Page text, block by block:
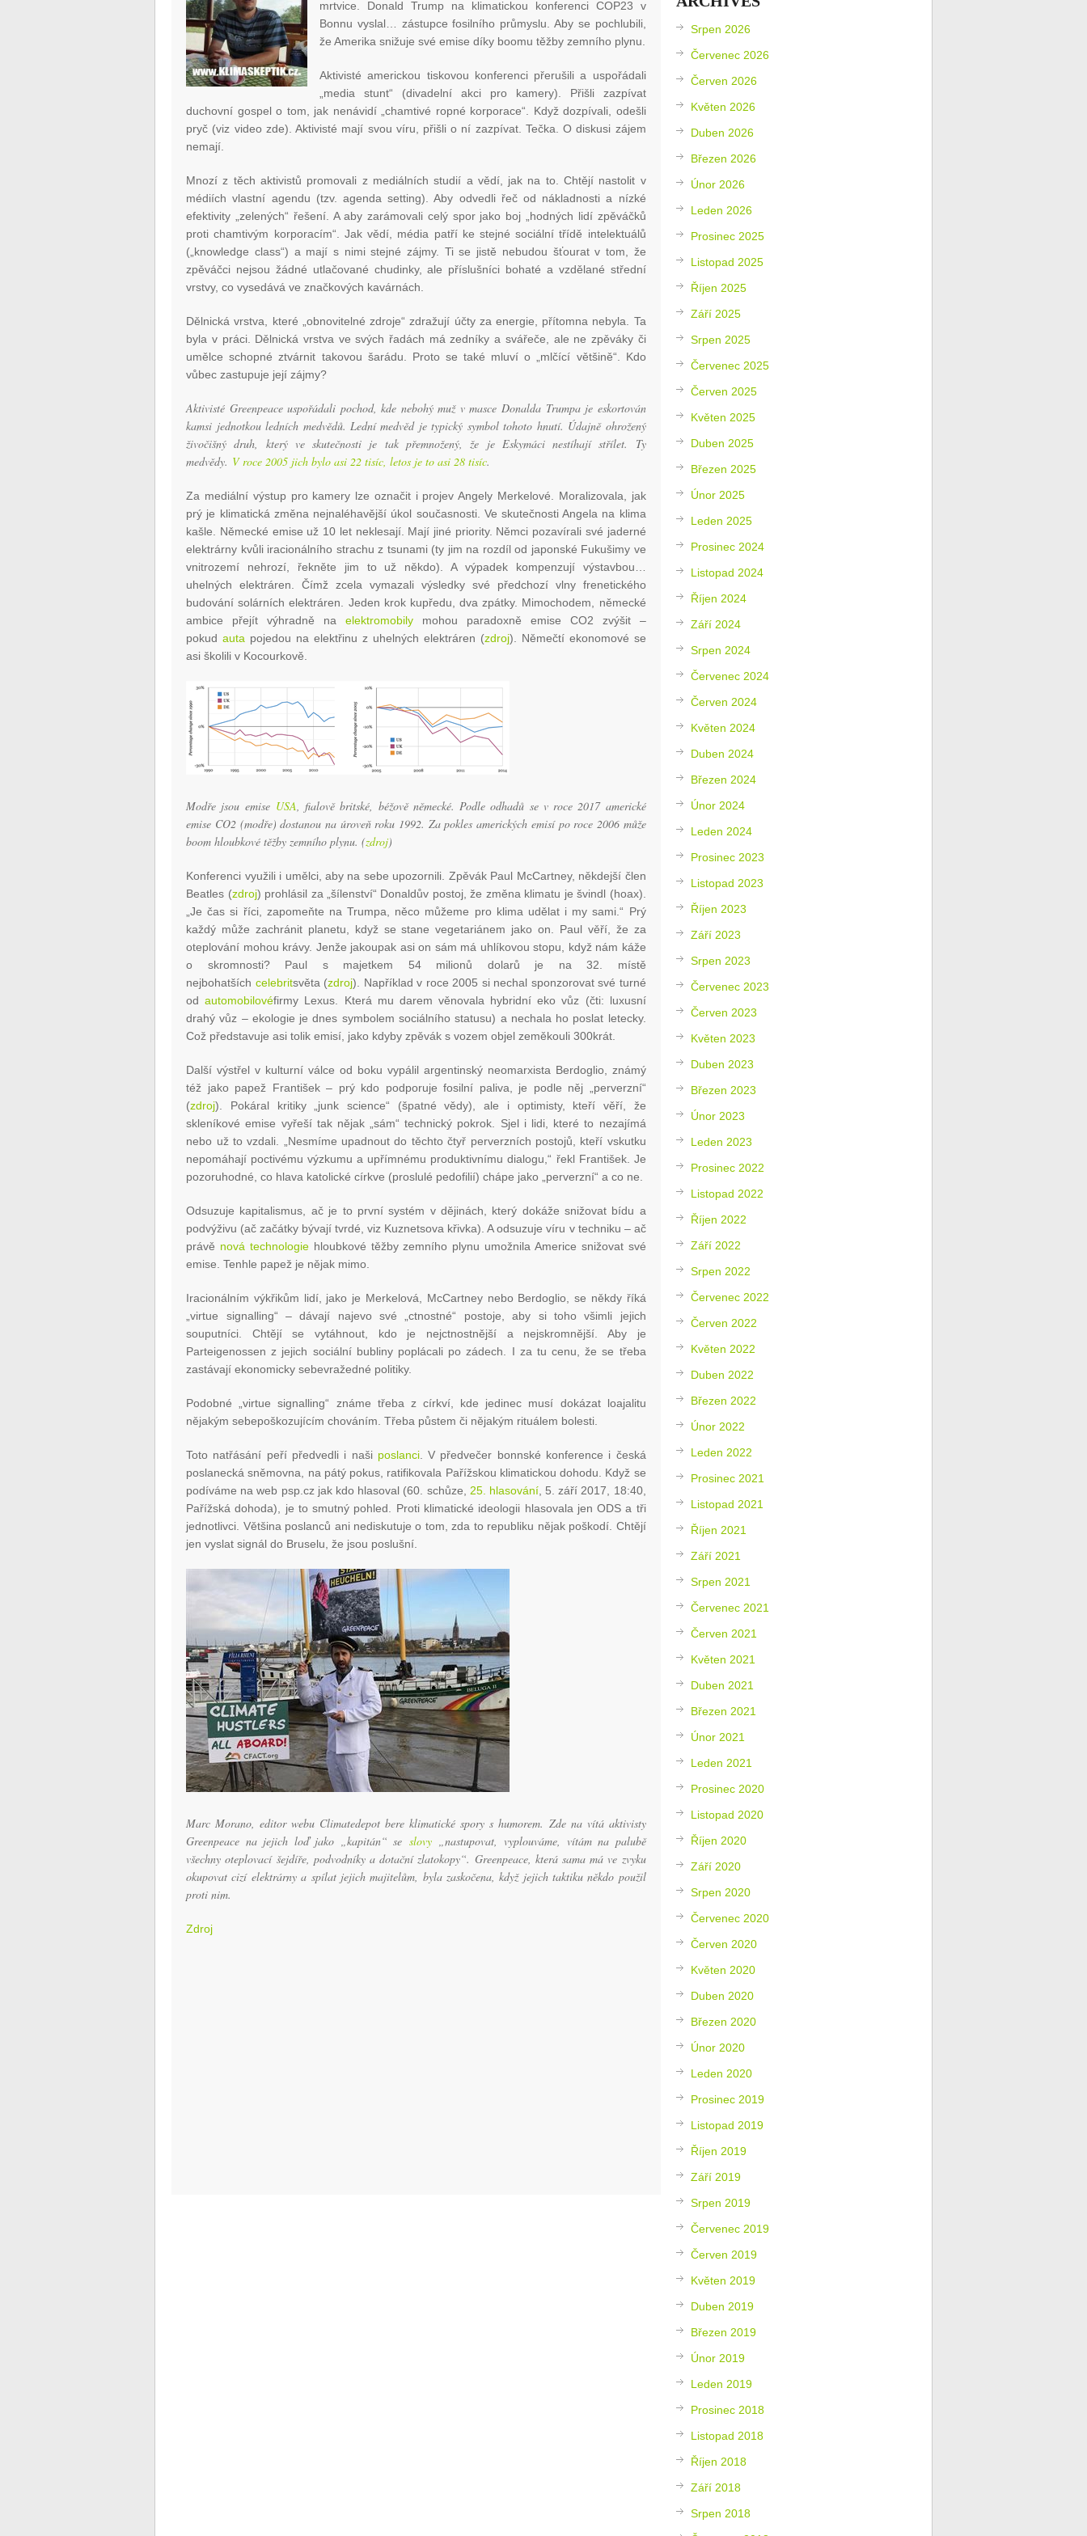
mrtvice. Donald Trump na klimatickou konferenci COP23 v
Bonnu vyslal… zástupce fosilního průmyslu. Aby se pochlubili,
že Amerika snižuje své emise díky boomu těžby zemního plynu.
Aktivisté americkou tiskovou konferenci přerušili a uspořádali
„media stunt“ (divadelní akci pro kamery). Přišli zazpívat
duchovní gospel o tom, jak nenávidí „chamtivé ropné korporace“. Když dozpívali, odešli
pryč (viz video zde). Aktivisté mají svou víru, přišli o ní zazpívat. Tečka. O diskusi zájem
nemají.
Mnozí z těch aktivistů promovali z mediálních studií a vědí, jak na to. Chtějí nastolit v
médiích vlastní agendu (tzv. agenda setting). Aby odvedli řeč od nákladnosti a nízké
efektivity „zelených“ řešení. A aby zarámovali celý spor jako boj „hodných lidí zpěváčků
proti chamtivým korporacím“. Jak vědí, média patří ke stejné sociální třídě intelektuálů
(„knowledge class“) a mají s nimi stejné zájmy. Ti se jistě nebudou šťourat v tom, že
zpěváčci nejsou žádné utlačované chudinky, ale příslušníci bohaté a vzdělané střední
vrstvy, co vysedává ve značkových kavárnách.
Dělnická vrstva, které „obnovitelné zdroje“ zdražují účty za energie, přítomna nebyla. Ta
byla v práci. Dělnická vrstva ve svých řadách má zedníky a svářeče, ale ne zpěváky či
umělce schopné ztvárnit takovou šarádu. Proto se také mluví o „mlčící většině“. Kdo
vůbec zastupuje její zájmy?
Aktivisté Greenpeace uspořádali pochod, kde nebohý muž v masce Donalda Trumpa je eskortován
kamsi jednotkou ledních medvědů. Lední medvěd je typický symbol tohoto hnutí. Údajně ohrožený
živočišný druh, který ve skutečnosti je tak přemnožený, že je Eskymáci nestíhají střílet. Ty
medvědy. V roce 2005 jich bylo asi 22 tisíc, letos je to asi 28 tisíc.
Za mediální výstup pro kamery lze označit i projev Angely Merkelové. Moralizovala, jak
prý je klimatická změna nejnaléhavější úkol současnosti. Ve skutečnosti Angela na klima
kašle. Německé emise už 10 let neklesají. Mají jiné priority. Němci pozavírali své jaderné
elektrárny kvůli iracionálního strachu z tsunami (ty jim na rozdíl od japonské Fukušimy ve
vnitrozemí nehrozí, řekněte jim to už někdo). A výpadek kompenzují výstavbou…
uhelných elektráren. Čímž zcela vymazali výsledky své předchozí vlny frenetického
budování solárních elektráren. Jeden krok kupředu, dva zpátky. Mimochodem, německé
ambice přejít výhradně na elektromobilymohou paradoxně emise CO2 zvýšit –
pokudauta pojedou na elektřinu z uhelných elektráren (zdroj). Němečtí ekonomové se
asi školili v Kocourkově.
Modře jsou emise USA, fialově britské, béžově německé. Podle odhadů se v roce 2017 americké
emise CO2 (modře) dostanou na úroveň roku 1992. Za pokles amerických emisí po roce 2006 může
boom hloubkové těžby zemního plynu. (zdroj)
Konferenci využili i umělci, aby na sebe upozornili. Zpěvák Paul McCartney, někdejší člen
Beatles (zdroj) prohlásil za „šílenství“ Donaldův postoj, že změna klimatu je švindl (hoax).
„Je čas si říci, zapomeňte na Trumpa, něco můžeme pro klima udělat i my sami.“ Prý
každý může zachránit planetu, když se stane vegetariánem jako on. Paul věří, že za
oteplování mohou krávy. Jenže jakoupak asi on sám má uhlíkovou stopu, když nám káže
o skromnosti? Paul s majetkem 54 milionů dolarů je na 32. místě
nejbohatších celebritsvěta (zdroj). Například v roce 2005 si nechal sponzorovat své turné
odautomobilovéfirmy Lexus. Která mu darem věnovala hybridní eko vůz (čti: luxusní
drahý vůz – ekologie je dnes symbolem sociálního statusu) a nechala ho poslat letecky.
Což představuje asi tolik emisí, jako kdyby zpěvák s vozem objel zeměkouli 300krát.
Další výstřel v kulturní válce od boku vypálil argentinský neomarxista Berdoglio, známý
též jako papež František – prý kdo podporuje fosilní paliva, je podle něj „perverzní“
(zdroj). Pokáral kritiky „junk science“ (špatné vědy), ale i optimisty, kteří věří, že
skleníkové emise vyřeší tak nějak „sám“ technický pokrok. Sjel i lidi, které to nezajímá
nebo už to vzdali. „Nesmíme upadnout do těchto čtyř perverzních postojů, kteří vskutku
nepomáhají poctivému výzkumu a upřímnému produktivnímu dialogu,“ řekl František. Je
pozoruhodné, co hlava katolické církve (proslulé pedofilií) chápe jako „perverzní“ a co ne.
Odsuzuje kapitalismus, ač je to první systém v dějinách, který dokáže snižovat bídu a
podvýživu (ač začátky bývají tvrdé, viz Kuznetsova křivka). A odsuzuje víru v techniku – ač
právě nová technologiehloubkové těžby zemního plynu umožnila Americe snižovat své
emise. Tenhle papež je nějak mimo.
Iracionálním výkřikům lidí, jako je Merkelová, McCartney nebo Berdoglio, se někdy říká
„virtue signalling“ – dávají najevo své „ctnostné“ postoje, aby si toho všimli jejich
souputníci. Chtějí se vytáhnout, kdo je nejctnostnější a nejskromnější. Aby je
Parteigenossen z jejich sociální bubliny poplácali po zádech. I za tu cenu, že se třeba
zastávají ekonomicky sebevražedné politiky.
Podobné „virtue signalling“ známe třeba z církví, kde jedinec musí dokázat loajalitu
nějakým sebepoškozujícím chováním. Třeba půstem či nějakým rituálem bolesti.
Toto natřásání peří předvedli i naši poslanci. V předvečer bonnské konference i česká
poslanecká sněmovna, na pátý pokus, ratifikovala Pařížskou klimatickou dohodu. Když se
podíváme na web psp.cz jak kdo hlasoval (60. schůze, 25. hlasování, 5. září 2017, 18:40,
Pařížská dohoda), je to smutný pohled. Proti klimatické ideologii hlasovala jen ODS a tři
jednotlivci. Většina poslanců ani nediskutuje o tom, zda to republiku nějak poškodí. Chtějí
jen vyslat signál do Bruselu, že jsou poslušní.
Marc Morano, editor webu Climatedepot bere klimatické spory s humorem. Zde na vítá aktivisty
Greenpeace na jejich loď jako „kapitán“ se slovy„nastupovat, vyplouváme, vítám na palubě
všechny oteplovací šejdíře, podvodníky a dotační zlatokopy“. Greenpeace, která sama má ve zvyku
okupovat cizí elektrárny a spílat jejich majitelům, byla zaskočena, když jejich taktiku někdo použil
proti nim.
Zdroj
Srpen 2026
Červenec 2026
Červen 2026
Květen 2026
Duben 2026
Březen 2026
Únor 2026
Leden 2026
Prosinec 2025
Listopad 2025
Říjen 2025
Září 2025
Srpen 2025
Červenec 2025
Červen 2025
Květen 2025
Duben 2025
Březen 2025
Únor 2025
Leden 2025
Prosinec 2024
Listopad 2024
Říjen 2024
Září 2024
Srpen 2024
Červenec 2024
Červen 2024
Květen 2024
Duben 2024
Březen 2024
Únor 2024
Leden 2024
Prosinec 2023
Listopad 2023
Říjen 2023
Září 2023
Srpen 2023
Červenec 2023
Červen 2023
Květen 2023
Duben 2023
Březen 2023
Únor 2023
Leden 2023
Prosinec 2022
Listopad 2022
Říjen 2022
Září 2022
Srpen 2022
Červenec 2022
Červen 2022
Květen 2022
Duben 2022
Březen 2022
Únor 2022
Leden 2022
Prosinec 2021
Listopad 2021
Říjen 2021
Září 2021
Srpen 2021
Červenec 2021
Červen 2021
Květen 2021
Duben 2021
Březen 2021
Únor 2021
Leden 2021
Prosinec 2020
Listopad 2020
Říjen 2020
Září 2020
Srpen 2020
Červenec 2020
Červen 2020
Květen 2020
Duben 2020
Březen 2020
Únor 2020
Leden 2020
Prosinec 2019
Listopad 2019
Říjen 2019
Září 2019
Srpen 2019
Červenec 2019
Červen 2019
Květen 2019
Duben 2019
Březen 2019
Únor 2019
Leden 2019
Prosinec 2018
Listopad 2018
Říjen 2018
Září 2018
Srpen 2018